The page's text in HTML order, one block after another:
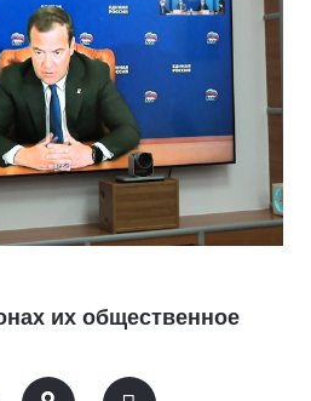
их общественное